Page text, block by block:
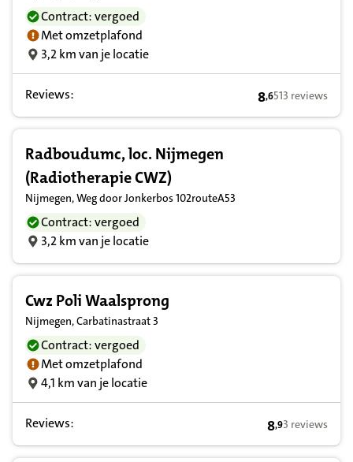
Contract: vergoed
Met omzetplafond
3,2 km van je locatie
Reviews: 8,6 op basis van
8,6513 reviews
Radboudumc, loc. Nijmegen
(Radiotherapie CWZ)
Nijmegen, Weg door Jonkerbos 102routeA53
Contract: vergoed
3,2 km van je locatie
Cwz Poli Waalsprong
Nijmegen, Carbatinastraat 3
Contract: vergoed
Met omzetplafond
4,1 km van je locatie
Reviews: 8,9 op basis
8,93 reviews